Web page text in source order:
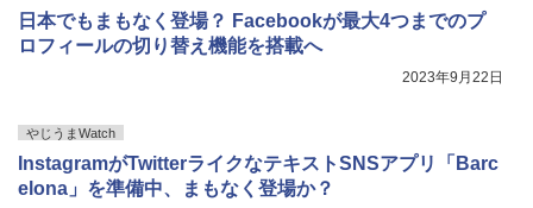
日本でもまもなく登場？ Facebookが最大4つまでのプ
ロフィールの切り替え機能を搭載へ
2023年9月22日
やじうまWatch
InstagramがTwitterライクなテキストSNSアプリ「Barc
elona」を準備中、まもなく登場か？